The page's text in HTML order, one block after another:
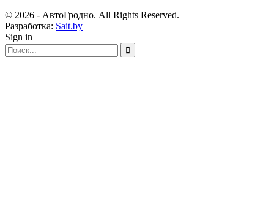
© 2026 - АвтоГродно. All Rights Reserved.
Разработка: Sait.by
Sign in